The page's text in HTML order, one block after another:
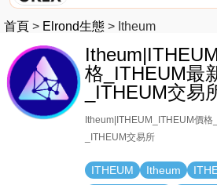
首頁 > Elrond生態 > Itheum
格_ITHEUM最
_ITHEUM交易
Itheum|ITHEUM_ITHEUM價格
_ITHEUM交易所
ITHEUM Itheum